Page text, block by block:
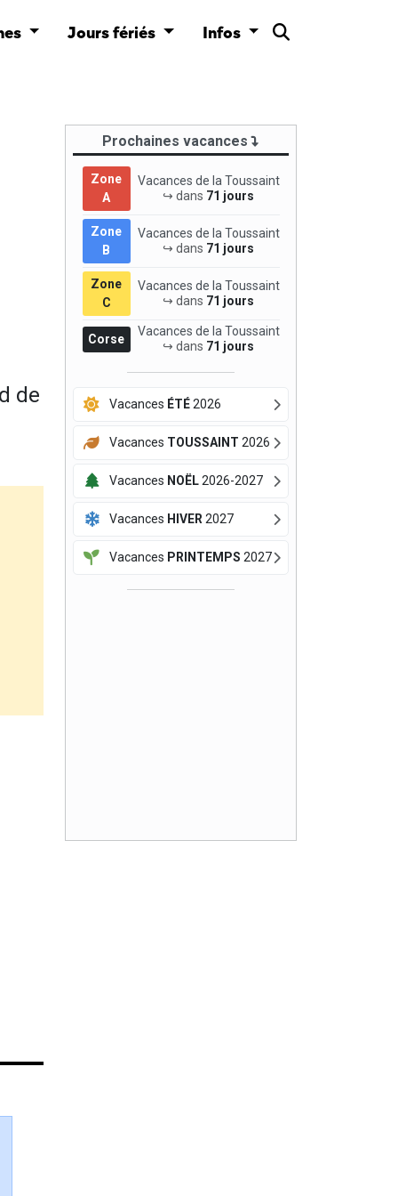
Jours fériés Infos
de
Prochaines vacances
Zone
A
Vacances de la Toussaint
↪ dans 71 jours
Zone
B
Vacances de la Toussaint
↪ dans 71 jours
Zone
C
Vacances de la Toussaint
↪ dans 71 jours
Corse
Vacances de la Toussaint
↪ dans 71 jours
Vacances ÉTÉ2026
Vacances TOUSSAINT 2026
Vacances NOËL2026-2027
Vacances HIVER 2027
Vacances PRINTEMPS 2027